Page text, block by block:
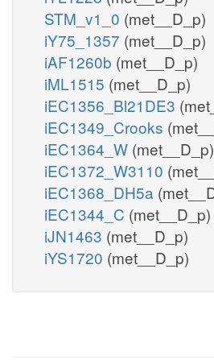
STM_v1_0 (met__D_p)
iY75_1357 (met__D_p)
iAF1260b (met__D_p)
iML1515 (met__D_p)
iEC1356_Bl21DE3
iEC1349_Crooks
iEC1364_W (met__D_p)
iEC1372_W3110
iEC1368_DH5a
iEC1344_C (met__D_p)
iJN1463 (met__D_p)
iYS1720 (met__D_p)